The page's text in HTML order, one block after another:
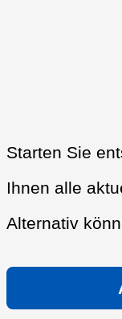
Starten Sie
Ihnen alle
Alternativ